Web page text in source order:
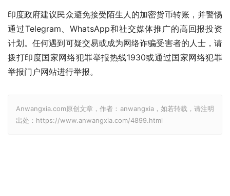
印度政府建议民众避免接受陌生人的加密货币转账，并警惕
通过Telegram、WhatsApp和社交媒体推广的高回报投资
计划。任何遇到可疑交易或成为网络诈骗受害者的人士，请
拨打印度国家网络犯罪举报热线1930或通过国家网络犯罪
举报门户网站进行举报。
Anwangxia.com原创文章，作者：anwangxia，如若转载，请注明
出处：https://www.anwangxia.com/4899.html